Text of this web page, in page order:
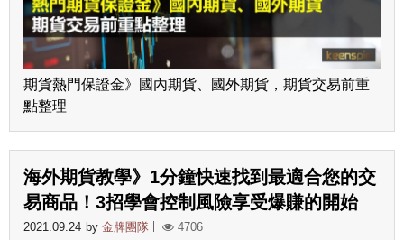
期貨熱門保證金》國內期貨、國外期貨，期貨交易前重
點整理
海外期貨教學》1分鐘快速找到最適合您的交
易商品！3招學會控制風險享受爆賺的開始
2021.09.24 by 金牌團隊 4706